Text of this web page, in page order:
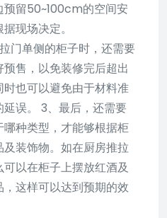
预留50~100cm的空间安
现场决定。
门单侧的柜子时，还需要
售，以免装修完后超出
也可以避免由于材料准
误。 3、最后，还需要
种类型，才能够根据柜
装饰物。如在厨房推拉
以在柜子上摆放红酒及
这样可以达到预期的效